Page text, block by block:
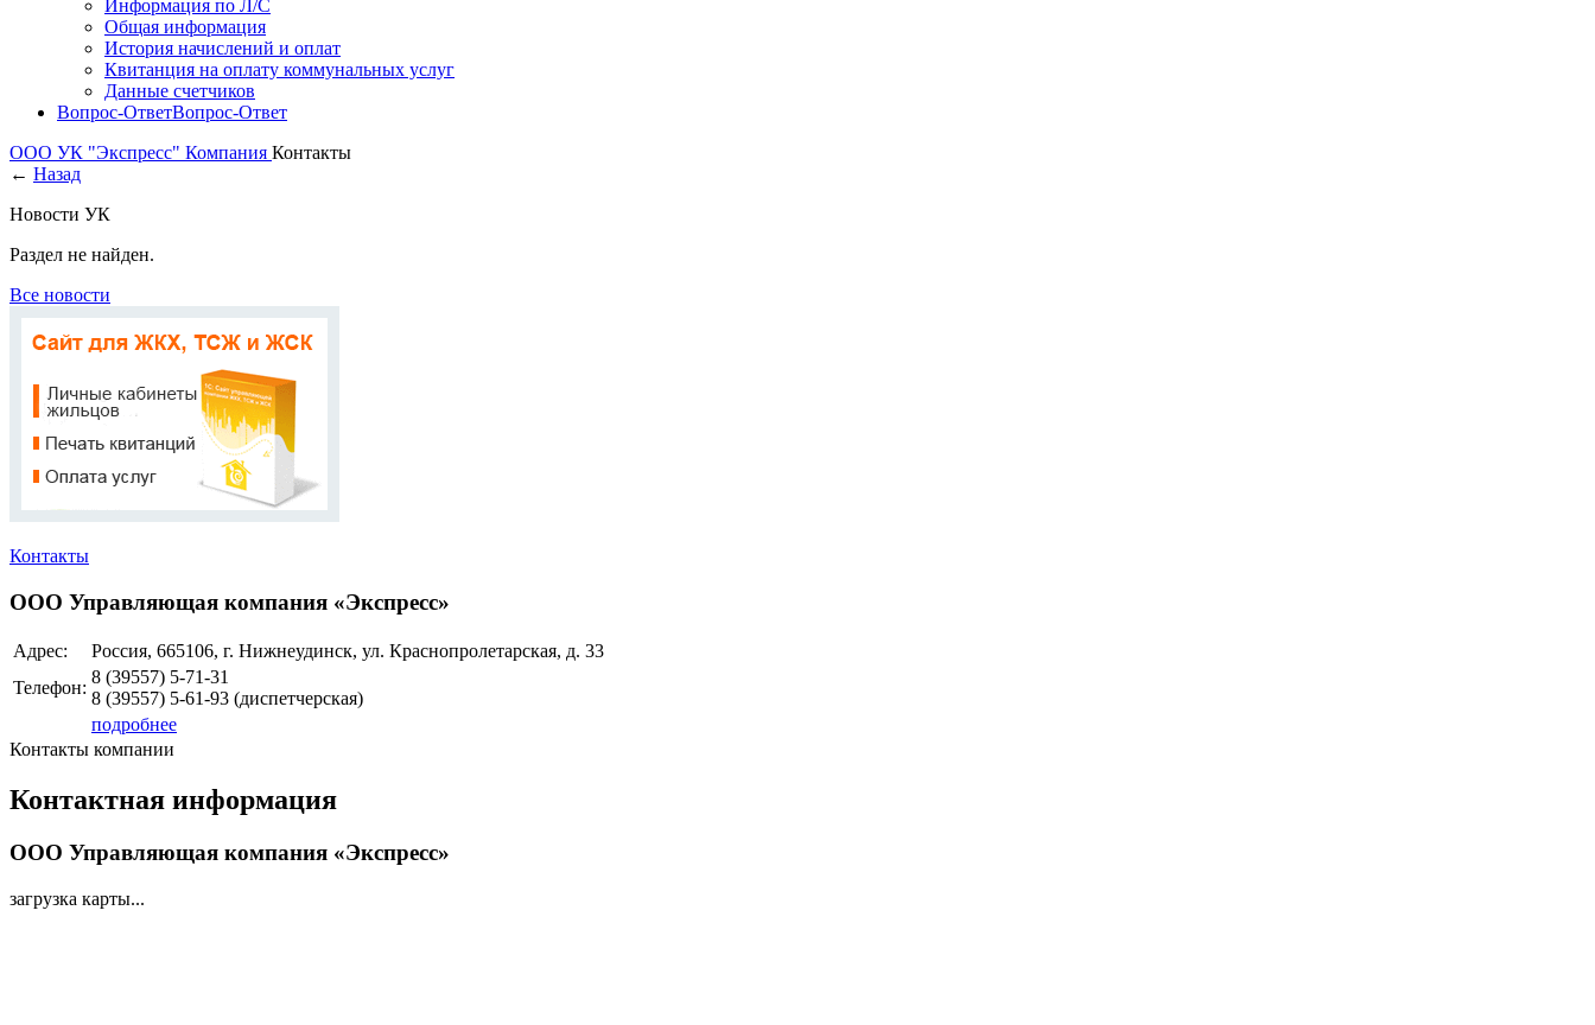
Информация по Л/С
Общая информация
История начислений и оплат
Квитанция на оплату коммунальных услуг
Данные счетчиков
Вопрос-ОтветВопрос-Ответ
ООО УК "Экспресс" Компания Контакты
← Назад
Новости УК
Раздел не найден.
Все новости
Контакты
ООО Управляющая компания «Экспресс»
Адрес:
Россия, 665106, г. Нижнеудинск, ул. Краснопролетарская, д. 33
Телефон:
8 (39557) 5-71-31
8 (39557) 5-61-93 (диспетчерская)
подробнее
Контакты компании
Контактная информация
ООО Управляющая компания «Экспресс»
загрузка карты...